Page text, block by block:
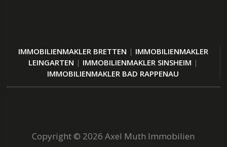
IMMOBILIENMAKLER BRETTEN | IMMOBILIENMAKLER
LEINGARTEN | IMMOBILIENMAKLER SINSHEIM |
IMMOBILIENMAKLER BAD RAPPENAU
Copyright © 2026 Axel Muth Immobilien